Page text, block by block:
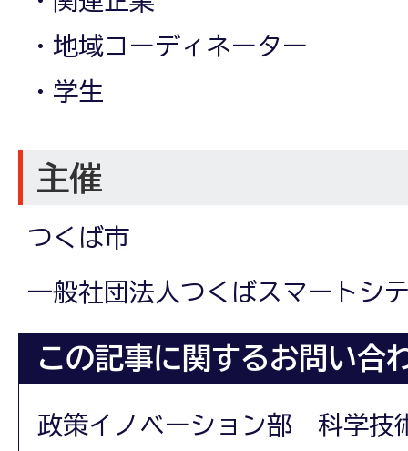
・地域コーディネーター
・学生
主催
つくば市
一般社団法人つくばスマートシ
この記事に関するお問い合
政策イノベーション部 科学技